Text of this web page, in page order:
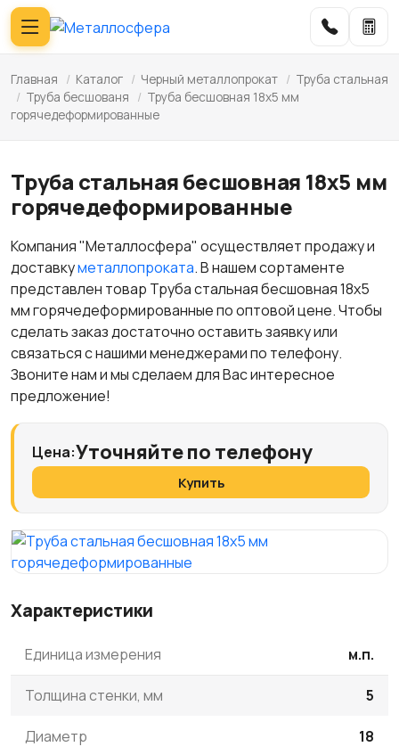
Главная / Каталог / Черный металлопрокат / Труба стальная
/ Труба бесшованя / Труба бесшовная 18х5 мм
горячедеформированные
Труба стальная бесшовная 18х5 мм
горячедеформированные
Компания "Металлосфера" осуществляет продажу и
доставкуметаллопроката. В нашем сортаменте
представлен товар Труба стальная бесшовная 18х5
мм горячедеформированные по оптовой цене. Чтобы
сделать заказ достаточно оставить заявку или
связаться с нашими менеджерами по телефону.
Звоните нам и мы сделаем для Вас интересное
предложение!
Цена:Уточняйте по телефону
Купить
Характеристики
Единица измерения м.п.
Толщина стенки, мм 5
Диаметр 18